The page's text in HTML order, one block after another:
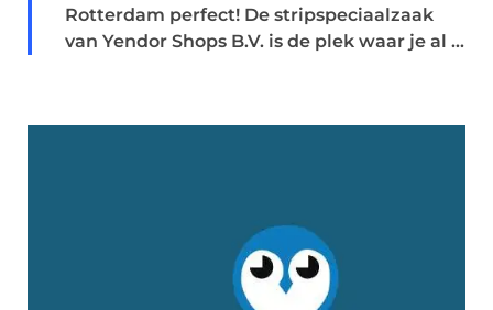
Rotterdam perfect! De stripspeciaalzaak
van Yendor Shops B.V. is de plek waar je al ...